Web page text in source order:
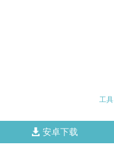
工具
安卓下载